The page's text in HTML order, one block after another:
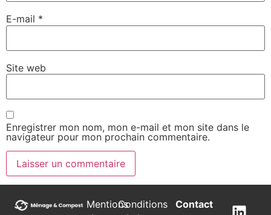
E-mail *
Site web
Enregistrer mon nom, mon e-mail et mon site dans le
navigateur pour mon prochain commentaire.
MentionsConditions
Contact